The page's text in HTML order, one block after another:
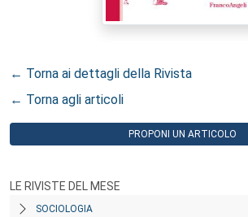
← Torna ai dettagli della Rivista
← Torna agli articoli
PROPONI UN ARTICOLO
LE RIVISTE DEL MESE
SOCIOLOGIA